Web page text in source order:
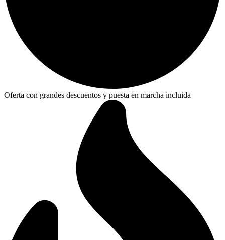
Oferta con grandes descuentos y puesta en marcha incluida